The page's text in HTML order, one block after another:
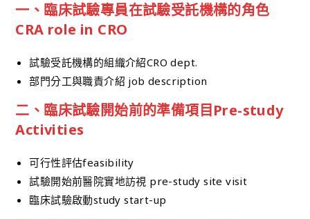
一、臨床試驗專員在試驗受託機構的角色
CRA role in CRO
試驗受託機構的組織介紹CRO dept.
部門分工與職責介紹 job description
二、臨床試驗開始前的準備項目Pre-study
Activities
可行性評估feasibility
試驗開始前醫院實地訪視 pre-study site visit
臨床試驗啟動study start-up